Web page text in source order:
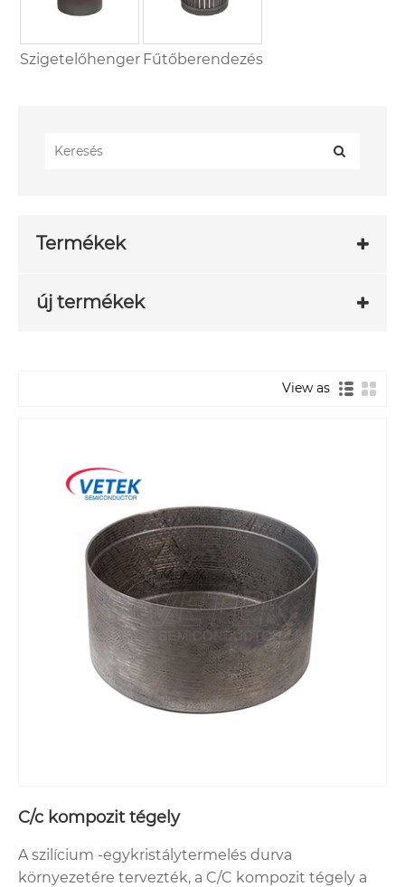
Szigetelőhenger Fűtőberendezés
Termékek
új termékek
View as
C/c kompozit tégely
A szilícium -egykristálytermelés durva
környezetére tervezték, a C/C kompozit tégely a